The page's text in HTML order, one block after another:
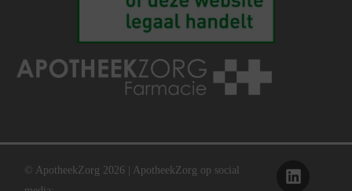
© ApotheekZorg 2026 | ApotheekZorg op social